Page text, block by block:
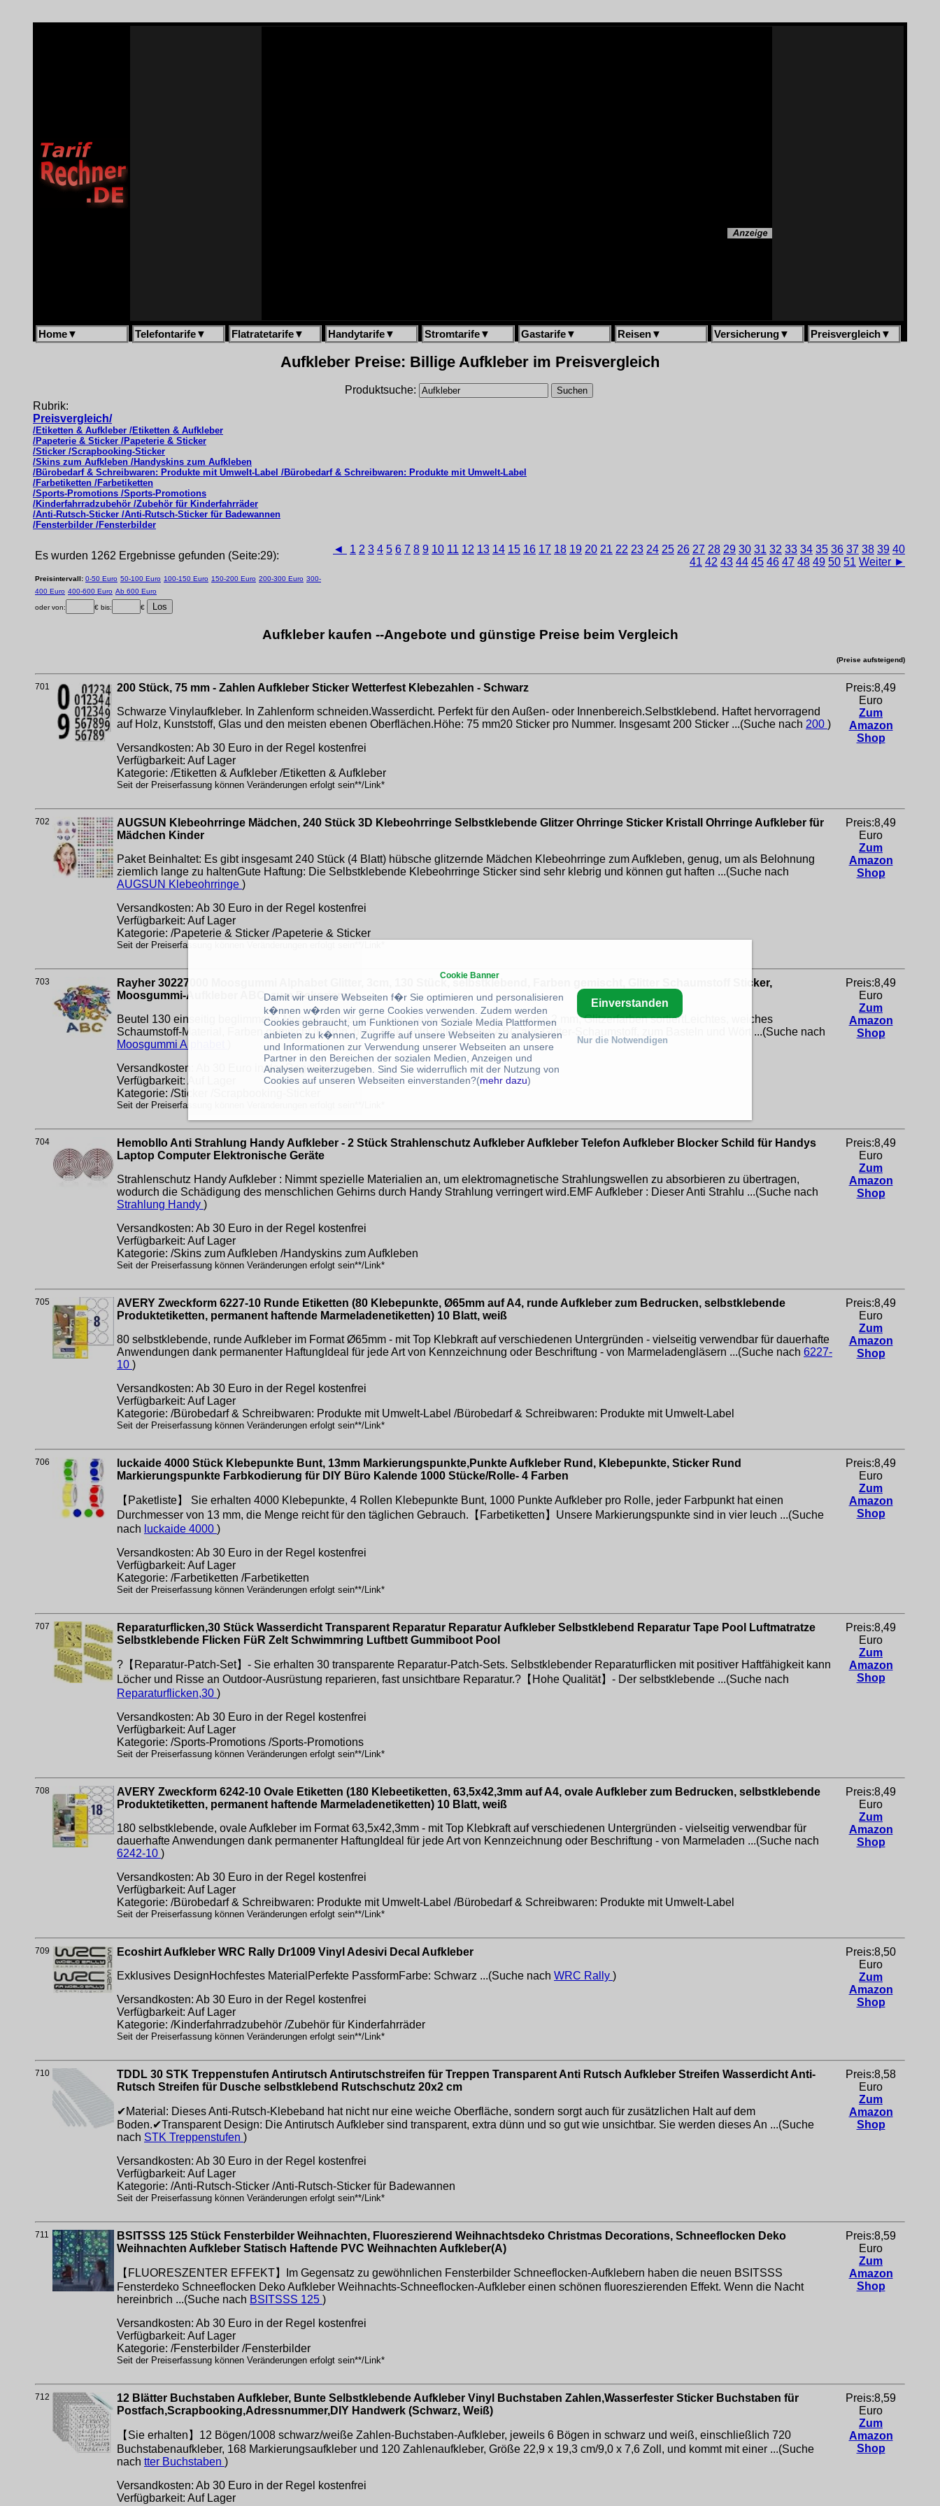
Home▼ Telefontarife▼ Flatratetarife▼ Handytarife▼ Stromtarife▼ Gastarife▼ Reisen▼ Versicherung▼ Preisvergleich▼
Aufkleber Preise: Billige Aufkleber im Preisvergleich
Produktsuche:
Rubrik:
Preisvergleich/
/Etiketten & Aufkleber /Etiketten & Aufkleber
/Papeterie & Sticker /Papeterie & Sticker
/Sticker /Scrapbooking-Sticker
/Skins zum Aufkleben /Handyskins zum Aufkleben
/Bürobedarf & Schreibwaren: Produkte mit Umwelt-Label /Bürobedarf & Schreibwaren: Produkte mit Umwelt-Label
/Farbetiketten /Farbetiketten
/Sports-Promotions /Sports-Promotions
/Kinderfahrradzubehör /Zubehör für Kinderfahrräder
/Anti-Rutsch-Sticker /Anti-Rutsch-Sticker für Badewannen
/Fensterbilder /Fensterbilder
Es wurden 1262 Ergebnisse gefunden (Seite:29):
◄ 1 2 3 4 5 6 7 8 9 10 11 12 13 14 15 16 17 18 19 20 21 22 23 24 25 26 27 28 29 30 31 32 33 34 35 36 37 38 39 40
41 42 43 44 45 46 47 48 49 50 51 Weiter ►
Preisintervall: 0-50 Euro 50-100 Euro 100-150 Euro 150-200 Euro 200-300 Euro 300-
400 Euro 400-600 Euro Ab 600 Euro
oder von: € bis: €
Aufkleber kaufen --Angebote und günstige Preise beim Vergleich
(Preise aufsteigend)
701
200 Stück, 75 mm - Zahlen Aufkleber Sticker Wetterfest Klebezahlen - Schwarz
Schwarze Vinylaufkleber. In Zahlenform schneiden.Wasserdicht. Perfekt für den Außen- oder Innenbereich.Selbstklebend. Haftet hervorragend
auf Holz, Kunststoff, Glas und den meisten ebenen Oberflächen.Höhe: 75 mm20 Sticker pro Nummer. Insgesamt 200 Sticker ...(Suche nach 200 )
Versandkosten: Ab 30 Euro in der Regel kostenfrei
Verfügbarkeit: Auf Lager
Kategorie: /Etiketten & Aufkleber /Etiketten & Aufkleber
Seit der Preiserfassung können Veränderungen erfolgt sein**/Link*
Preis:8,49
Euro
Zum
Amazon
Shop
702
AUGSUN Klebeohrringe Mädchen, 240 Stück 3D Klebeohrringe Selbstklebende Glitzer Ohrringe Sticker Kristall Ohrringe Aufkleber für
Mädchen Kinder
Paket Beinhaltet: Es gibt insgesamt 240 Stück (4 Blatt) hübsche glitzernde Mädchen Klebeohrringe zum Aufkleben, genug, um als Belohnung
ziemlich lange zu haltenGute Haftung: Die Selbstklebende Klebeohrringe Sticker sind sehr klebrig und können gut haften ...(Suche nach
AUGSUN Klebeohrringe )
Versandkosten: Ab 30 Euro in der Regel kostenfrei
Verfügbarkeit: Auf Lager
Kategorie: /Papeterie & Sticker /Papeterie & Sticker
Seit der Preiserfassung können Veränderungen erfolgt sein**/Link*
Preis:8,49
Euro
Zum
Amazon
Shop
703
Rayher 30227000 Moosgummi Alphabet Glitter, 3cm, 130 Stück, selbstklebend, Farben gemischt, Glitter Schaumstoff Sticker,
Moosgummi-Aufkleber ABC, zum Dekorieren
Beutel 130 einseitig beglimmerte Moosgummi-Buchstaben, selbstklebend, 3 cm, Stärke 2 mm, Glitzerfarben sortiertLeichtes, weiches
Schaumstoff-Material, Farben gemischt in grün, blau, pink, gold, silberKlebe-ABC aus Glitter-Schaumstoff, zum Basteln und Wört ...(Suche nach
Moosgummi Alphabet
Versandkosten: Ab 30 Euro in der Regel kostenfrei
Verfügbarkeit: Auf Lager
Kategorie: /Sticker /Scrapbooking-Sticker
Seit der Preiserfassung können Veränderungen erfolgt sein**/Link*
Preis:8,49
Euro
Zum
Amazon
Shop
704
Hemobllo Anti Strahlung Handy Aufkleber - 2 Stück Strahlenschutz Aufkleber Aufkleber Telefon Aufkleber Blocker Schild für Handys
Laptop Computer Elektronische Geräte
Strahlenschutz Handy Aufkleber : Nimmt spezielle Materialien an, um elektromagnetische Strahlungswellen zu absorbieren zu übertragen,
wodurch die Schädigung des menschlichen Gehirns durch Handy Strahlung verringert wird.EMF Aufkleber : Dieser Anti Strahlu ...(Suche nach
Strahlung Handy )
Versandkosten: Ab 30 Euro in der Regel kostenfrei
Verfügbarkeit: Auf Lager
Kategorie: /Skins zum Aufkleben /Handyskins zum Aufkleben
Seit der Preiserfassung können Veränderungen erfolgt sein**/Link*
Preis:8,49
Euro
Zum
Amazon
Shop
705
AVERY Zweckform 6227-10 Runde Etiketten (80 Klebepunkte, Ø65mm auf A4, runde Aufkleber zum Bedrucken, selbstklebende
Produktetiketten, permanent haftende Marmeladenetiketten) 10 Blatt, weiß
80 selbstklebende, runde Aufkleber im Format Ø65mm - mit Top Klebkraft auf verschiedenen Untergründen - vielseitig verwendbar für dauerhafte
Anwendungen dank permanenter HaftungIdeal für jede Art von Kennzeichnung oder Beschriftung - von Marmeladengläsern ...(Suche nach 6227-
10 )
Versandkosten: Ab 30 Euro in der Regel kostenfrei
Verfügbarkeit: Auf Lager
Kategorie: /Bürobedarf & Schreibwaren: Produkte mit Umwelt-Label /Bürobedarf & Schreibwaren: Produkte mit Umwelt-Label
Seit der Preiserfassung können Veränderungen erfolgt sein**/Link*
Preis:8,49
Euro
Zum
Amazon
Shop
706
luckaide 4000 Stück Klebepunkte Bunt, 13mm Markierungspunkte,Punkte Aufkleber Rund, Klebepunkte, Sticker Rund
Markierungspunkte Farbkodierung für DIY Büro Kalende 1000 Stücke/Rolle- 4 Farben
【Paketliste】 Sie erhalten 4000 Klebepunkte, 4 Rollen Klebepunkte Bunt, 1000 Punkte Aufkleber pro Rolle, jeder Farbpunkt hat einen
Durchmesser von 13 mm, die Menge reicht für den täglichen Gebrauch.【Farbetiketten】Unsere Markierungspunkte sind in vier leuch ...(Suche
nach luckaide 4000 )
Versandkosten: Ab 30 Euro in der Regel kostenfrei
Verfügbarkeit: Auf Lager
Kategorie: /Farbetiketten /Farbetiketten
Seit der Preiserfassung können Veränderungen erfolgt sein**/Link*
Preis:8,49
Euro
Zum
Amazon
Shop
707
Reparaturflicken,30 Stück Wasserdicht Transparent Reparatur Reparatur Aufkleber Selbstklebend Reparatur Tape Pool Luftmatratze
Selbstklebende Flicken FüR Zelt Schwimmring Luftbett Gummiboot Pool
?【Reparatur-Patch-Set】- Sie erhalten 30 transparente Reparatur-Patch-Sets. Selbstklebender Reparaturflicken mit positiver Haftfähigkeit kann
Löcher und Risse an Outdoor-Ausrüstung reparieren, fast unsichtbare Reparatur.?【Hohe Qualität】- Der selbstklebende ...(Suche nach
Reparaturflicken,30 )
Versandkosten: Ab 30 Euro in der Regel kostenfrei
Verfügbarkeit: Auf Lager
Kategorie: /Sports-Promotions /Sports-Promotions
Seit der Preiserfassung können Veränderungen erfolgt sein**/Link*
Preis:8,49
Euro
Zum
Amazon
Shop
708
AVERY Zweckform 6242-10 Ovale Etiketten (180 Klebeetiketten, 63,5x42,3mm auf A4, ovale Aufkleber zum Bedrucken, selbstklebende
Produktetiketten, permanent haftende Marmeladenetiketten) 10 Blatt, weiß
180 selbstklebende, ovale Aufkleber im Format 63,5x42,3mm - mit Top Klebkraft auf verschiedenen Untergründen - vielseitig verwendbar für
dauerhafte Anwendungen dank permanenter HaftungIdeal für jede Art von Kennzeichnung oder Beschriftung - von Marmeladen ...(Suche nach
6242-10 )
Versandkosten: Ab 30 Euro in der Regel kostenfrei
Verfügbarkeit: Auf Lager
Kategorie: /Bürobedarf & Schreibwaren: Produkte mit Umwelt-Label /Bürobedarf & Schreibwaren: Produkte mit Umwelt-Label
Seit der Preiserfassung können Veränderungen erfolgt sein**/Link*
Preis:8,49
Euro
Zum
Amazon
Shop
709
Ecoshirt Aufkleber WRC Rally Dr1009 Vinyl Adesivi Decal Aufkleber
Exklusives DesignHochfestes MaterialPerfekte PassformFarbe: Schwarz ...(Suche nach WRC Rally )
Versandkosten: Ab 30 Euro in der Regel kostenfrei
Verfügbarkeit: Auf Lager
Kategorie: /Kinderfahrradzubehör /Zubehör für Kinderfahrräder
Seit der Preiserfassung können Veränderungen erfolgt sein**/Link*
Preis:8,50
Euro
Zum
Amazon
Shop
710
TDDL 30 STK Treppenstufen Antirutsch Antirutschstreifen für Treppen Transparent Anti Rutsch Aufkleber Streifen Wasserdicht Anti-
Rutsch Streifen für Dusche selbstklebend Rutschschutz 20x2 cm
✔Material: Dieses Anti-Rutsch-Klebeband hat nicht nur eine weiche Oberfläche, sondern sorgt auch für zusätzlichen Halt auf dem
Boden.✔Transparent Design: Die Antirutsch Aufkleber sind transparent, extra dünn und so gut wie unsichtbar. Sie werden dieses An ...(Suche
nach STK Treppenstufen )
Versandkosten: Ab 30 Euro in der Regel kostenfrei
Verfügbarkeit: Auf Lager
Kategorie: /Anti-Rutsch-Sticker /Anti-Rutsch-Sticker für Badewannen
Seit der Preiserfassung können Veränderungen erfolgt sein**/Link*
Preis:8,58
Euro
Zum
Amazon
Shop
711
BSITSSS 125 Stück Fensterbilder Weihnachten, Fluoreszierend Weihnachtsdeko Christmas Decorations, Schneeflocken Deko
Weihnachten Aufkleber Statisch Haftende PVC Weihnachten Aufkleber(A)
【FLUORESZENTER EFFEKT】Im Gegensatz zu gewöhnlichen Fensterbilder Schneeflocken-Aufklebern haben die neuen BSITSSS
Fensterdeko Schneeflocken Deko Aufkleber Weihnachts-Schneeflocken-Aufkleber einen schönen fluoreszierenden Effekt. Wenn die Nacht
hereinbrich ...(Suche nach BSITSSS 125 )
Versandkosten: Ab 30 Euro in der Regel kostenfrei
Verfügbarkeit: Auf Lager
Kategorie: /Fensterbilder /Fensterbilder
Seit der Preiserfassung können Veränderungen erfolgt sein**/Link*
Preis:8,59
Euro
Zum
Amazon
Shop
712
12 Blätter Buchstaben Aufkleber, Bunte Selbstklebende Aufkleber Vinyl Buchstaben Zahlen,Wasserfester Sticker Buchstaben für
Postfach,Scrapbooking,Adressnummer,DIY Handwerk (Schwarz, Weiß)
【Sie erhalten】12 Bögen/1008 schwarz/weiße Zahlen-Buchstaben-Aufkleber, jeweils 6 Bögen in schwarz und weiß, einschließlich 720
Buchstabenaufkleber, 168 Markierungsaufkleber und 120 Zahlenaufkleber, Größe 22,9 x 19,3 cm/9,0 x 7,6 Zoll, und kommt mit einer ...(Suche
nach tter Buchstaben )
Versandkosten: Ab 30 Euro in der Regel kostenfrei
Verfügbarkeit: Auf Lager
Preis:8,59
Euro
Zum
Amazon
Shop
Cookie Banner
Damit wir unsere Webseiten f�r Sie optimieren und personalisieren
k�nnen w�rden wir gerne Cookies verwenden. Zudem werden
Cookies gebraucht, um Funktionen von Soziale Media Plattformen
anbieten zu k�nnen, Zugriffe auf unsere Webseiten zu analysieren
und Informationen zur Verwendung unserer Webseiten an unsere
Partner in den Bereichen der sozialen Medien, Anzeigen und
Analysen weiterzugeben. Sind Sie widerruflich mit der Nutzung von
Cookies auf unseren Webseiten einverstanden?(mehr dazu)
Einverstanden
Nur die Notwendigen